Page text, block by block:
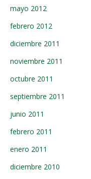
mayo 2012
febrero 2012
diciembre 2011
noviembre 2011
octubre 2011
septiembre 2011
junio 2011
febrero 2011
enero 2011
diciembre 2010